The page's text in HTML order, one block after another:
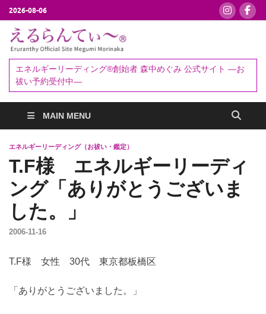
2026-08-06
ぃ～®
予約受付中
エネルギーリーディング®創始者 森中めぐみ 公式サイト ―お
祓い予約受付中―
MAIN MENU
エネルギーリーディング（お祓い・鑑定）
T.F様 エネルギーリーディ
ング「ありがとうございま
した。」
2006-11-16
T.F様 女性 30代 東京都板橋区
「ありがとうございました。」